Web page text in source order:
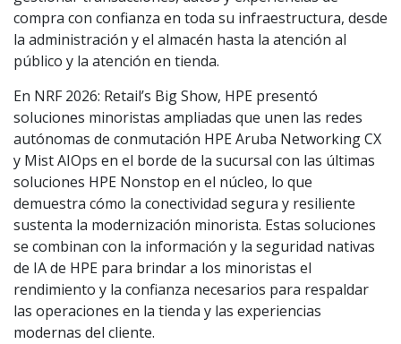
compra con confianza en toda su infraestructura, desde
la administración y el almacén hasta la atención al
público y la atención en tienda.
En NRF 2026: Retail’s Big Show, HPE presentó
soluciones minoristas ampliadas que unen las redes
autónomas de conmutación HPE Aruba Networking CX
y Mist AIOps en el borde de la sucursal con las últimas
soluciones HPE Nonstop en el núcleo, lo que
demuestra cómo la conectividad segura y resiliente
sustenta la modernización minorista. Estas soluciones
se combinan con la información y la seguridad nativas
de IA de HPE para brindar a los minoristas el
rendimiento y la confianza necesarios para respaldar
las operaciones en la tienda y las experiencias
modernas del cliente.